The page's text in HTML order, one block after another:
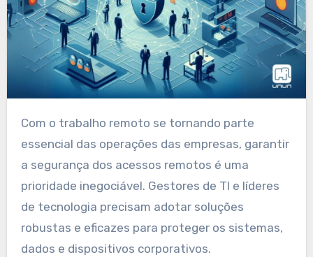
Com o trabalho remoto se tornando parte
essencial das operações das empresas, garantir
a segurança dos acessos remotos é uma
prioridade inegociável. Gestores de TI e líderes
de tecnologia precisam adotar soluções
robustas e eficazes para proteger os sistemas,
dados e dispositivos corporativos.